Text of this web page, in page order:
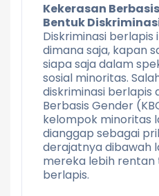
Kekerasan
Bentuk
Diskriminasi
dimana saja, kapan
siapa saja dalam
sosial minoritas.
diskriminasi berlapis
Berbasis Gender
kelompok minoritas
dianggap sebagai
derajatnya dibawah
mereka lebih rentan
berlapis.